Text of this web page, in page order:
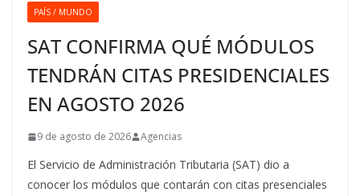
PAÍS / MUNDO
SAT CONFIRMA QUÉ MÓDULOS
TENDRÁN CITAS PRESIDENCIALES
EN AGOSTO 2026
9 de agosto de 2026 Agencias
El Servicio de Administración Tributaria (SAT) dio a
conocer los módulos que contarán con citas presenciales